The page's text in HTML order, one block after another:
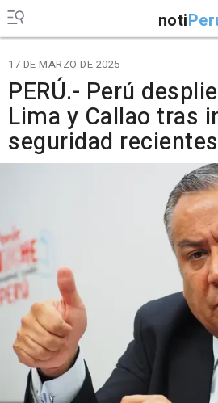
noti
17 DE MARZO DE 2025
PERÚ.- Perú
Lima y Callao tras
seguridad recientes